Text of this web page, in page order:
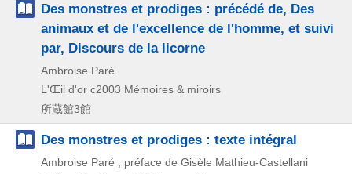
Des monstres et prodiges : précédé de, Des
animaux et de l'excellence de l'homme, et suivi
par, Discours de la licorne
Ambroise Paré
L'Œil d'or c2003 Mémoires & miroirs
所蔵館3館
Des monstres et prodiges : texte intégral
Ambroise Paré ; préface de Gisèle Mathieu-Castellani